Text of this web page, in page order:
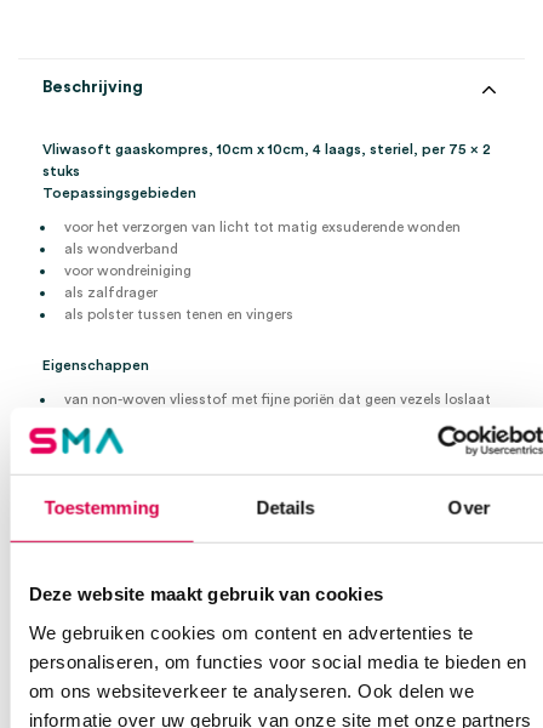
Toestemming Details Over
Deze website maakt gebruik van cookies
We gebruiken cookies om content en advertenties te
personaliseren, om functies voor social media te bieden en
om ons websiteverkeer te analyseren. Ook delen we
informatie over uw gebruik van onze site met onze partners
Beschrijving
Vliwasoft gaaskompres, 10cm x 10cm, 4 laags, steriel, per 75 x 2
stuks
Toepassingsgebieden
voor het verzorgen van licht tot matig exsuderende wonden
als wondverband
voor wondreiniging
als zalfdrager
als polster tussen tenen en vingers
Eigenschappen
van non-woven vliesstof met fijne poriën dat geen vezels loslaat
goed absorberend vermogen
Steunweefsel: huidkleurig, viscose, Polyester
steriel
Extra informatie